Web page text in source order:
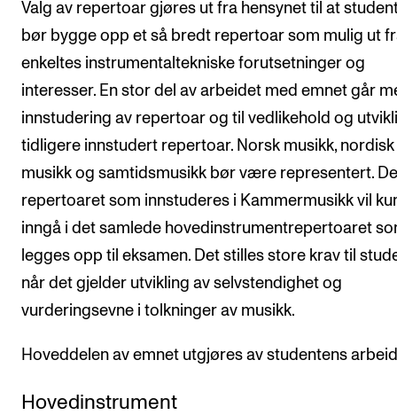
Valg av repertoar gjøres ut fra hensynet til at
bør bygge opp et så bredt repertoar som mulig ut
enkeltes instrumentaltekniske forutsetninger og
interesser. En stor del av arbeidet med emnet går
innstudering av repertoar og til vedlikehold og
tidligere innstudert repertoar. Norsk musikk, nordisk
musikk og samtidsmusikk bør være representert.
repertoaret som innstuderes i Kammermusikk vil
inngå i det samlede hovedinstrumentrepertoaret
legges opp til eksamen. Det stilles store krav til
når det gjelder utvikling av selvstendighet og
vurderingsevne i tolkninger av musikk.
Hoveddelen av emnet utgjøres av studentens
Hovedinstrument